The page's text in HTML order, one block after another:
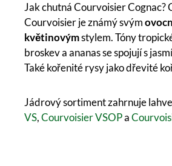
Jak chutná Courvoisier Cognac?
Courvoisier je známý svým
květinovýmstylem. Tóny
broskev a ananas se spojují s
Také kořenité rysy jako dřevité
Jádrový sortiment zahrnuje lahve
VS,Courvoisier VSOPa